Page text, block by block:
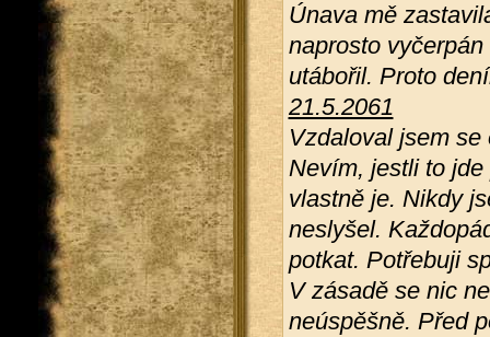
Únava mě
naprosto
utábořil. Proto
21.5.2061
Vzdaloval jsem
Nevím, jestli to
vlastně je. Nikdy
neslyšel.
potkat. Potřebuji
V zásadě se nic
neúspěšně. Před